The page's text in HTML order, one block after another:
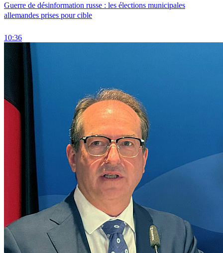
Guerre de désinformation russe : les élections municipales
allemandes prises pour cible
10:36